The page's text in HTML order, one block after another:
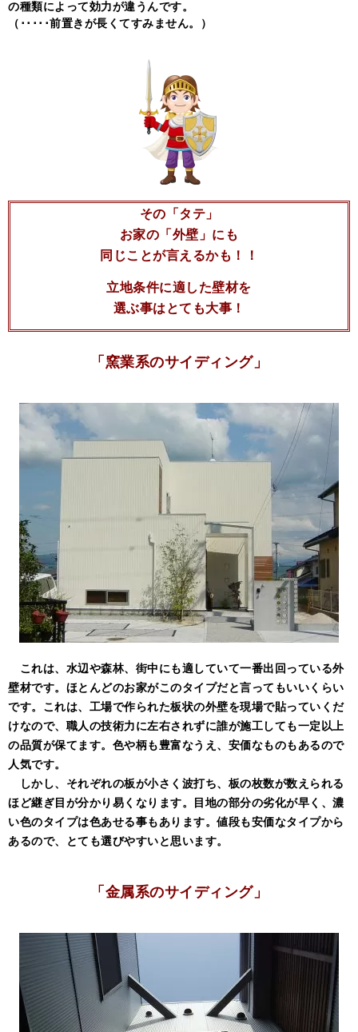
の種類によって効力が違うんです。
（･････前置きが長くてすみません。）
その「タテ」
お家の「外壁」にも
同じことが言えるかも！！
立地条件に適した壁材を
選ぶ事はとても大事！
「窯業系のサイディング」
これは、 水辺や森林、街中にも適していて一番出回っている外
壁材です。ほとんどのお家がこのタイプだと言ってもいいくらい
です。 これは、工場で作られた板状の外壁を現場で貼っていくだ
けなので、職人の技術力に左右されずに誰が施工しても一定以上
の品質が保てます。色や柄も豊富なうえ、安価なものもあるので
人気です。
しかし、それぞれの板が小さく波打ち、板の枚数が数えられる
ほど継ぎ目が分かり易くなります。目地の部分の劣化が早く、濃
い色のタイプは色あせる事もあります。値段も安価なタイプから
あるので、とても選びやすいと思います。
「金属系のサイディング」